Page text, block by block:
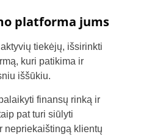
platforma jums
tiekėjų, išsirinkti
kuri patikima ir
iššūkiu.
finansų rinką ir
pat turi siūlyti
nepriekaištingą klientų